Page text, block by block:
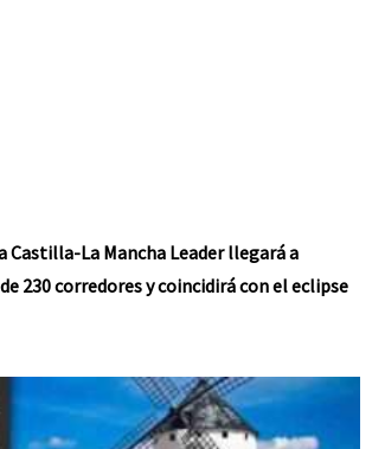
Castilla-La Mancha Leader llegará a
230 corredores y coincidirá con el eclipse